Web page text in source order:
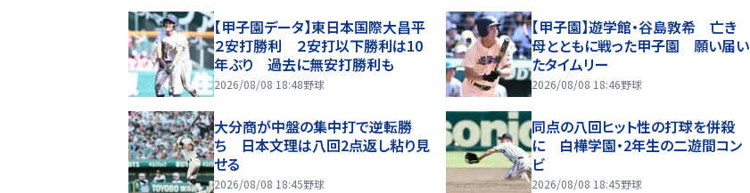
選手だなと」
【甲子園データ】東日本国際大昌平
２安打勝利 ２安打以下勝利は10
年ぶり 過去に無安打勝利も
2026/08/08 18:48野球
【甲子園】遊学館・谷島敦希 亡き
母とともに戦った甲子園 願い届い
たタイムリー
2026/08/08 18:46野球
大分商が中盤の集中打で逆転勝
ち 日本文理は八回2点返し粘り見
せる
2026/08/08 18:45野球
同点の八回ヒット性の打球を併殺
に 白樺学園・2年生の二遊間コン
ビ
2026/08/08 18:45野球